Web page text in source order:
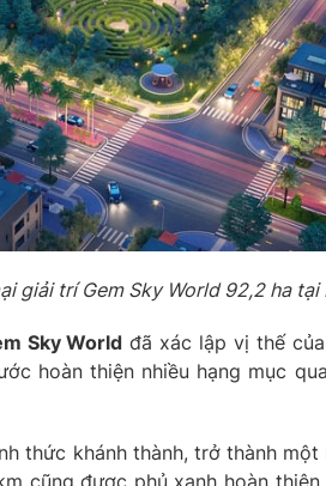
giải trí Gem Sky World 92,2 ha tại
Sky World đã xác lập vị thế
hoàn thiện nhiều hạng mục
thức khánh thành, trở thành
cũng được phủ xanh hoàn